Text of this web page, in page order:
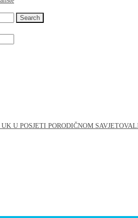
U POSJETI PORODIČNOM